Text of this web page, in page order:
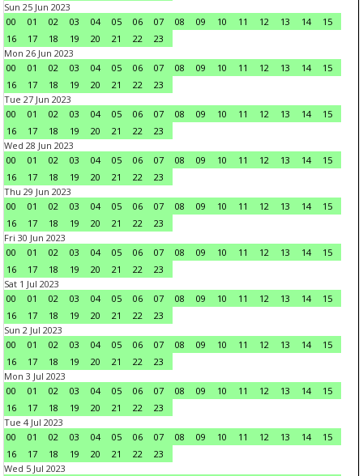
Sun 25 Jun 2023
00
01 02 03 04 05 06 07 08 09 10 11 12 13 14
15
16
17 18 19 20 21 22
23
Mon 26 Jun 2023
00
01 02 03 04 05 06 07 08 09 10 11 12 13 14
15
16
17 18 19 20 21 22
23
Tue 27 Jun 2023
00
01 02 03 04 05 06 07 08 09 10 11 12 13 14
15
16
17 18 19 20 21 22
23
Wed 28 Jun 2023
00
01 02 03 04 05 06 07 08 09 10 11 12 13 14
15
16
17 18 19 20 21 22
23
Thu 29 Jun 2023
00
01 02 03 04 05 06 07 08 09 10 11 12 13 14
15
16
17 18 19 20 21 22
23
Fri 30 Jun 2023
00
01 02 03 04 05 06 07 08 09 10 11 12 13 14
15
16
17 18 19 20 21 22
23
Sat 1 Jul 2023
00
01 02 03 04 05 06 07 08 09 10 11 12 13 14
15
16
17 18 19 20 21 22
23
Sun 2 Jul 2023
00
01 02 03 04 05 06 07 08 09 10 11 12 13 14
15
16
17 18 19 20 21 22
23
Mon 3 Jul 2023
00
01 02 03 04 05 06 07 08 09 10 11 12 13 14
15
16
17 18 19 20 21 22
23
Tue 4 Jul 2023
00
01 02 03 04 05 06 07 08 09 10 11 12 13 14
15
16
17 18 19 20 21 22
23
Wed 5 Jul 2023